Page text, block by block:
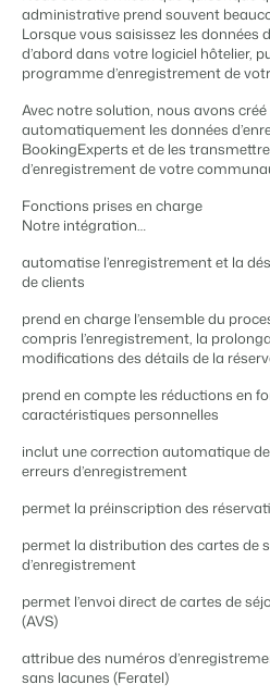
Gestion des canaux de
Diffusez votre inventaire sur
App Store
Intégrez vos applications et outils
Gestion des propriétaires
Offrez la transparence que les
Passez à l'action
Prêt à adopter la croissance ?
BEX CMS
Site web
Attirez des prospects pour la vente
BEX Linguistique
Marketing
Organismes de location de
Chaînes hôtelières et marques
Promoteurs immobiliers
Développement de projets
Chambres d'hôtel, appartements,
Services de conciergerie et
Gestion de location de vacances et
Témoignages
Témoignages de nos clients.
Entrez en contact avec
Customer Success
Obtenez des réponses à vos
Passez à l'action
Prêt à adopter la croissance ?
Développeurs
Construisez votre solution avec
Partenaires
Rejoignez-nous dans notre aventure
Faites notre connaissance lors de
Trust Center
À propos de nous
BEX PMS
FR
Gestion du contenu
Des connections pour tous les CMS
Gestion des installations
Automatisez et simplifiez vos
Gestion des revenus
Optimisez vos tarifs et votre taux
Conformité
Des applications pour rester
vigueur
Comptabilité
Systèmes POS
Communications
Prenez le contrôle de la
Mesurez votre consommation
APPS
administrative prend souvent
Lorsque vous saisissez les données
d’abord dans votre logiciel hôtelier,
programme d’enregistrement de
Avec notre solution, nous avons
automatiquement les données
BookingExperts et de les
d’enregistrement de votre
Fonctions prises en charge
Notre intégration…
automatise l’enregistrement et la
de clients
prend en charge l’ensemble du
compris l’enregistrement, la
modifications des détails de la
prend en compte les réductions en
caractéristiques personnelles
inclut une correction automatique
erreurs d’enregistrement
permet la préinscription des
permet la distribution des cartes de
d’enregistrement
permet l’envoi direct de cartes de
(AVS)
attribue des numéros
sans lacunes (Feratel)